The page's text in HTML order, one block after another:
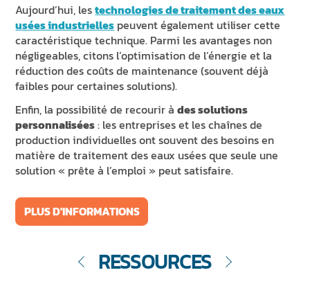
Aujourd’hui, lestechnologies de traitement des eaux
usées industrielles peuvent également utiliser cette
caractéristique technique. Parmi les avantages non
négligeables, citons l’optimisation de l’énergie et la
réduction des coûts de maintenance (souvent déjà
faibles pour certaines solutions).
Enfin, la possibilité de recourir àdes solutions
personnalisées: les entreprises et les chaînes de
production individuelles ont souvent des besoins en
matière de traitement des eaux usées que seule une
solution « prête à l’emploi » peut satisfaire.
PLUS D'INFORMATIONS
RESSOURCES